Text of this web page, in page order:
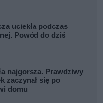
uciekła podczas
Powód do dziś
najgorsza. Prawdziwy
zaczynał się po
domu